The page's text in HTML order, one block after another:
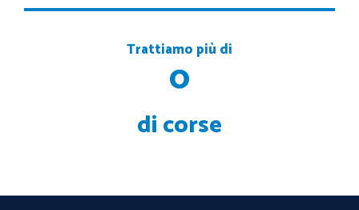
Trattiamo più di
di corse
0